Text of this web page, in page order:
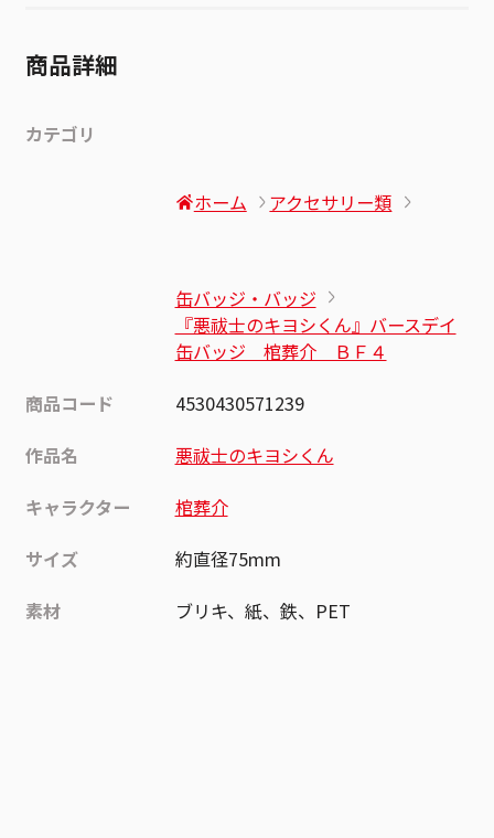
商品詳細
カテゴリ
ホーム アクセサリー類
缶バッジ・バッジ
『悪祓士のキヨシくん』バースデイ
缶バッジ 棺葬介 ＢＦ４
商品コード
4530430571239
作品名
悪祓士のキヨシくん
キャラクター
棺葬介
サイズ
約直径75mm
素材
ブリキ、紙、鉄、PET